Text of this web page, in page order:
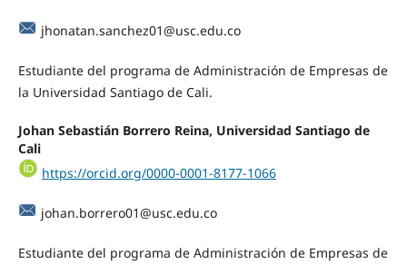
jhonatan.sanchez01@usc.edu.co
Estudiante del programa de Administración de Empresas de
la Universidad Santiago de Cali.
Johan Sebastián Borrero Reina, Universidad Santiago de
Cali
https://orcid.org/0000-0001-8177-1066
johan.borrero01@usc.edu.co
Estudiante del programa de Administración de Empresas de